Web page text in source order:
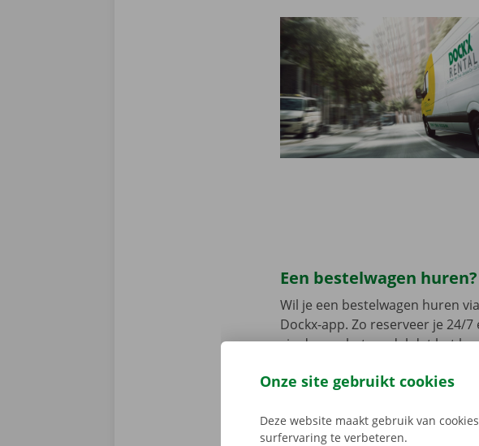
Een bestelwagen
Wil je een bestelwagen huren
Dockx-app. Zo reserveer je 24/
via de app het model dat het
sleutel. Download de gratis app
Onze site gebruikt cookies
Deze website maakt gebruik van
surfervaring te verbeteren.